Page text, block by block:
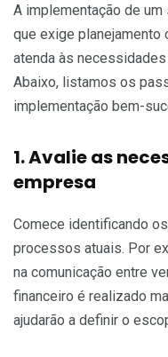
A implementação de
que exige planejamento
atenda às
Abaixo, listamos os
implementação bem-
1. Avalie as
empresa
Comece identificando
processos atuais. Por
na comunicação entre
financeiro é realizado
ajudarão a definir o